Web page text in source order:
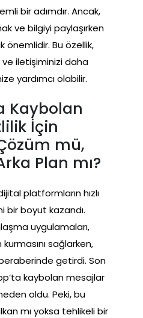
bir adımdır. Ancak,
ve bilgiyi paylaşırken
önemlidir. Bu özellik,
ve iletişiminizi daha
yardımcı olabilir.
Kaybolan
İçin
mü,
Plan mı?
platformların hızlı
bir boyut kazandı.
uygulamaları,
sağlarken,
getirdi. Son
kaybolan mesajlar
oldu. Peki, bu
mı yoksa tehlikeli bir